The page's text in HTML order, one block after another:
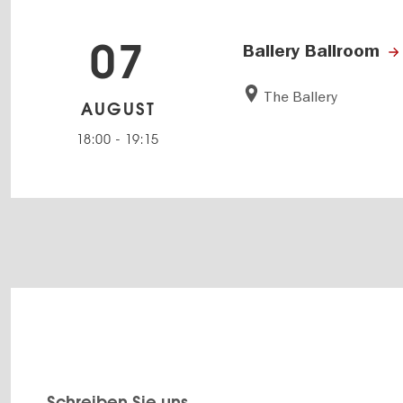
Ballery Ballroom
The Ballery
07
AUGUST
18:00 - 19:15